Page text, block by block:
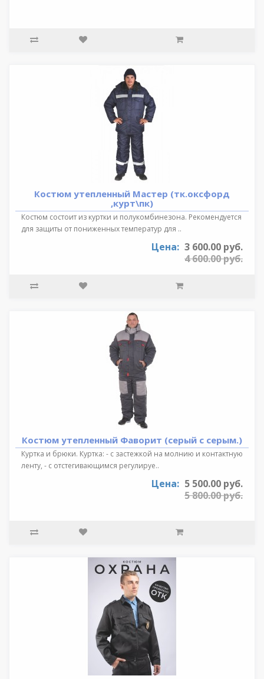
Костюм утепленный Мастер (тк.оксфорд
,курт\пк)
Костюм состоит из куртки и полукомбинезона. Рекомендуется
для защиты от пониженных температур для ..
Цена: 3 600.00 руб.
4 600.00 руб.
Костюм утепленный Фаворит (серый с серым.)
Куртка и брюки. Куртка: - с застежкой на молнию и контактную
ленту, - с отстегивающимся регулируе..
Цена: 5 500.00 руб.
5 800.00 руб.